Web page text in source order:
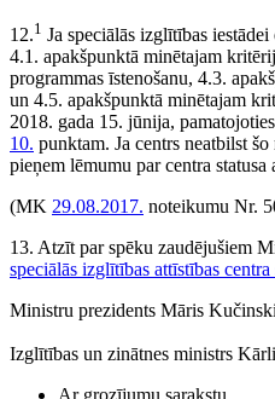
12.1 Ja speciālās izglītības
4.1. apakšpunktā minētajam
programmas īstenošanu, 4.3.
un 4.5. apakšpunktā minētajam
2018. gada 15. jūnija,
10. punktam. Ja centrs neatbilst
pieņem lēmumu par centra
(MK 29.08.2017. noteikumu Nr.
13. Atzīt par spēku zaudējušiem
speciālās izglītības attīstības centra
Ministru prezidents Māris
Izglītības un zinātnes ministrs
Ar grozījumu sarakstu